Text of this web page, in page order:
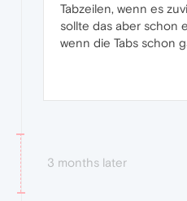
Tabzeilen, wenn es
sollte das aber schon
wenn die Tabs schon
3 months later